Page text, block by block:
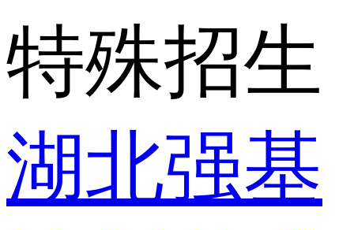
特殊招生
湖北强基